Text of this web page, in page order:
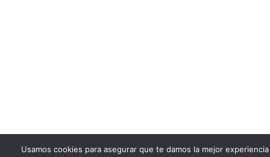
Usamos cookies para asegurar que te damos la mejor